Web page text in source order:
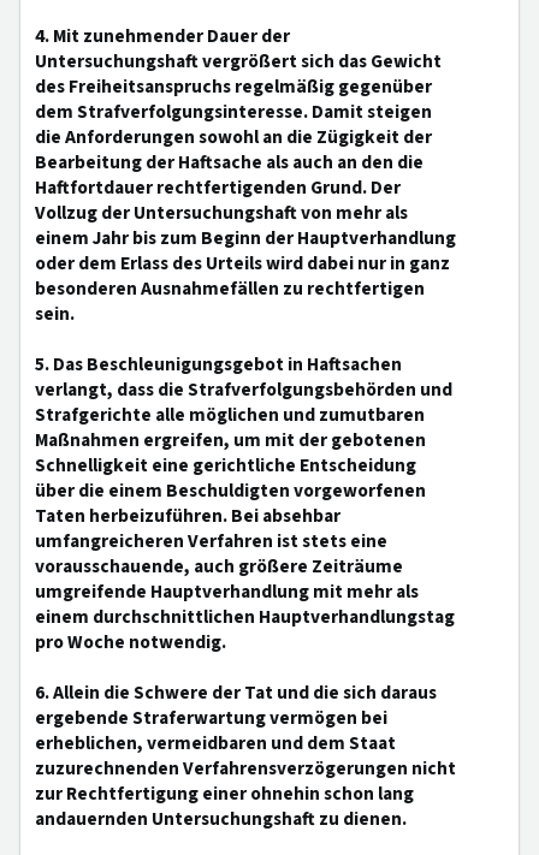
4. Mit zunehmender Dauer der
Untersuchungshaft vergrößert sich das Gewicht
des Freiheitsanspruchs regelmäßig gegenüber
dem Strafverfolgungsinteresse. Damit steigen
die Anforderungen sowohl an die Zügigkeit der
Bearbeitung der Haftsache als auch an den die
Haftfortdauer rechtfertigenden Grund. Der
Vollzug der Untersuchungshaft von mehr als
einem Jahr bis zum Beginn der Hauptverhandlung
oder dem Erlass des Urteils wird dabei nur in ganz
besonderen Ausnahmefällen zu rechtfertigen
sein.
5. Das Beschleunigungsgebot in Haftsachen
verlangt, dass die Strafverfolgungsbehörden und
Strafgerichte alle möglichen und zumutbaren
Maßnahmen ergreifen, um mit der gebotenen
Schnelligkeit eine gerichtliche Entscheidung
über die einem Beschuldigten vorgeworfenen
Taten herbeizuführen. Bei absehbar
umfangreicheren Verfahren ist stets eine
vorausschauende, auch größere Zeiträume
umgreifende Hauptverhandlung mit mehr als
einem durchschnittlichen Hauptverhandlungstag
pro Woche notwendig.
6. Allein die Schwere der Tat und die sich daraus
ergebende Straferwartung vermögen bei
erheblichen, vermeidbaren und dem Staat
zuzurechnenden Verfahrensverzögerungen nicht
zur Rechtfertigung einer ohnehin schon lang
andauernden Untersuchungshaft zu dienen.